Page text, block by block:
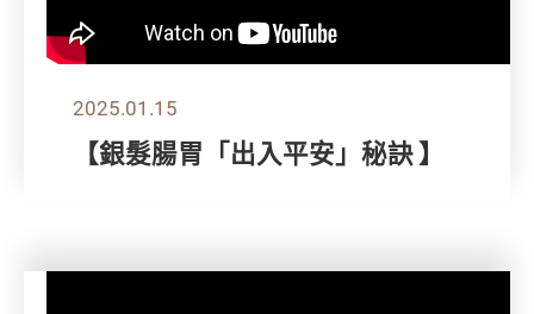
2025.01.15
【銀髮腸胃「出入平安」秘訣 】